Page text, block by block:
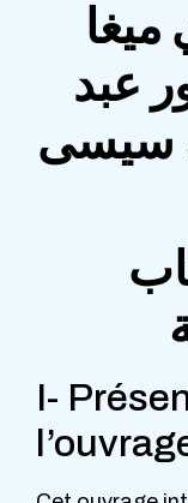
ميغا
عبد
سيسى
I-